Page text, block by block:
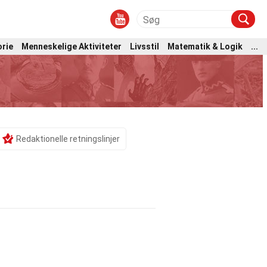
Menneskelige Aktiviteter Livsstil Matematik & Logik
...
Redaktionelle retningslinjer